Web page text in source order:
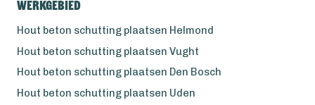
Werkgebied
Hout beton schutting plaatsen Helmond
Hout beton schutting plaatsen Vught
Hout beton schutting plaatsen Den Bosch
Hout beton schutting plaatsen Uden